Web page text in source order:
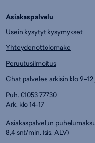
Asiakaspalvelu
Usein kysytyt kysymykset
Yhteydenottolomake
Peruutusilmoitus
Chat palvelee arkisin klo 9–12
Puh. 01053 77730
Ark. klo 14-17
Asiakaspalvelun
8,4 snt/min. (sis. ALV)